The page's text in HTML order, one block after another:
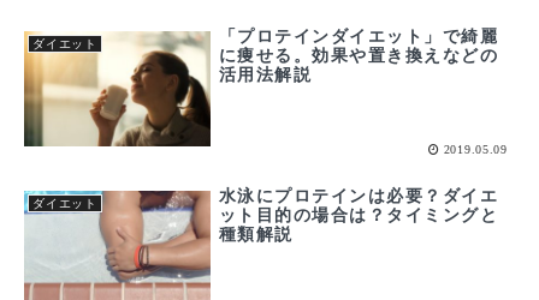
ダイエット
「プロテインダイエット」で綺麗
に痩せる。効果や置き換えなどの
活用法解説
2019.05.09
ダイエット
水泳にプロテインは必要？ダイエ
ット目的の場合は？タイミングと
種類解説